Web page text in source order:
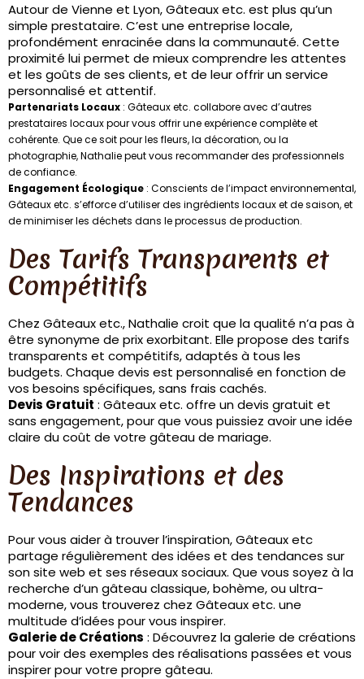
Autour de Vienne et Lyon, Gâteaux etc. est plus qu’un
simple prestataire. C’est une entreprise locale,
profondément enracinée dans la communauté. Cette
proximité lui permet de mieux comprendre les attentes
et les goûts de ses clients, et de leur offrir un service
personnalisé et attentif.
Partenariats Locaux : Gâteaux etc. collabore avec d’autres
prestataires locaux pour vous offrir une expérience complète et
cohérente. Que ce soit pour les fleurs, la décoration, ou la
photographie, Nathalie peut vous recommander des professionnels
de confiance.
Engagement Écologique : Conscients de l’impact environnemental,
Gâteaux etc. s’efforce d’utiliser des ingrédients locaux et de saison, et
de minimiser les déchets dans le processus de production.
Des Tarifs Transparents et
Compétitifs
Chez Gâteaux etc., Nathalie croit que la qualité n’a pas à
être synonyme de prix exorbitant. Elle propose des tarifs
transparents et compétitifs, adaptés à tous les
budgets. Chaque devis est personnalisé en fonction de
vos besoins spécifiques, sans frais cachés.
Devis Gratuit : Gâteaux etc. offre un devis gratuit et
sans engagement, pour que vous puissiez avoir une idée
claire du coût de votre gâteau de mariage.
Des Inspirations et des
Tendances
Pour vous aider à trouver l’inspiration, Gâteaux etc
partage régulièrement des idées et des tendances sur
son site web et ses réseaux sociaux. Que vous soyez à la
recherche d’un gâteau classique, bohème, ou ultra-
moderne, vous trouverez chez Gâteaux etc. une
multitude d’idées pour vous inspirer.
Galerie de Créations : Découvrez la galerie de créations
pour voir des exemples des réalisations passées et vous
inspirer pour votre propre gâteau.